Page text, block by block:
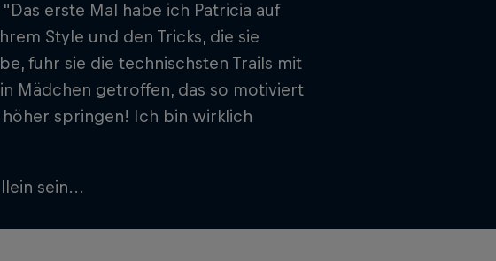
erste Mal habe ich Patricia auf
Style und den Tricks, die sie
fuhr sie die technischsten Trails mit
Mädchen getroffen, das so motiviert
springen! Ich bin wirklich
sein...